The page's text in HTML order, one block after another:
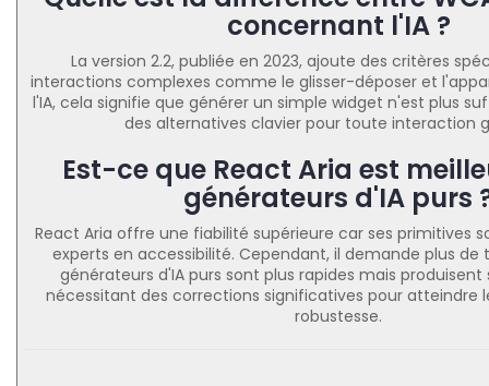
concernant l'IA ?
La version 2.2, publiée en 2023, ajoute des critères
interactions complexes comme le glisser-déposer et
l'IA, cela signifie que générer un simple widget n'est plus
des alternatives clavier pour toute interaction
Est-ce que React Aria est
générateurs d'IA purs
React Aria offre une fiabilité supérieure car ses primitives
experts en accessibilité. Cependant, il demande plus de
générateurs d'IA purs sont plus rapides mais
nécessitant des corrections significatives pour atteindre
robustesse.